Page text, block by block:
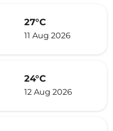
27°C
11 Aug 2026
24°C
12 Aug 2026